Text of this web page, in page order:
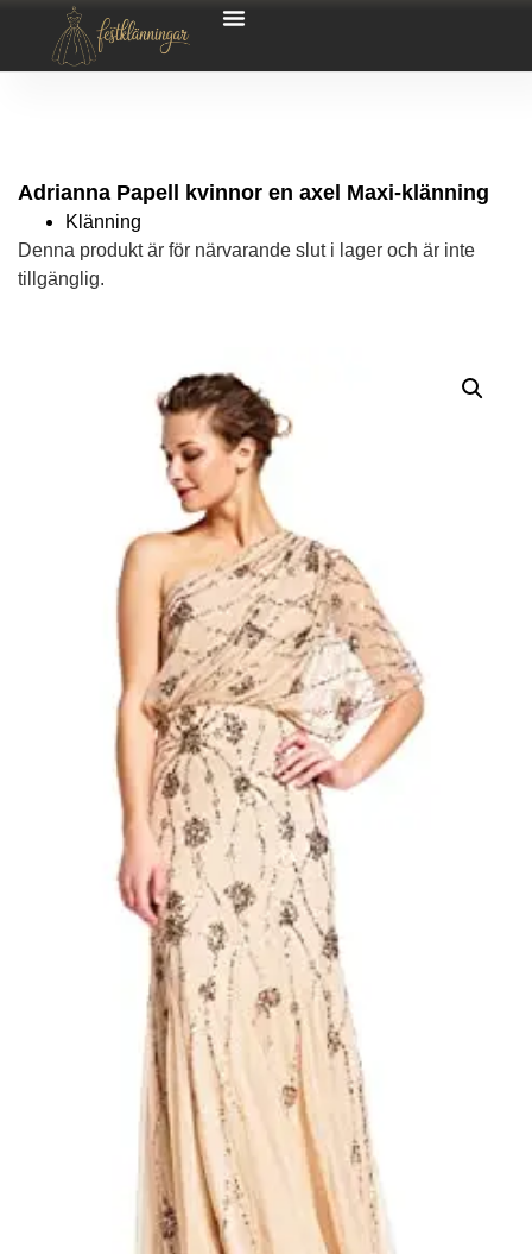
Adrianna Papell kvinnor en axel Maxi-klänning
Klänning
Denna produkt är för närvarande slut i lager och är inte
tillgänglig.